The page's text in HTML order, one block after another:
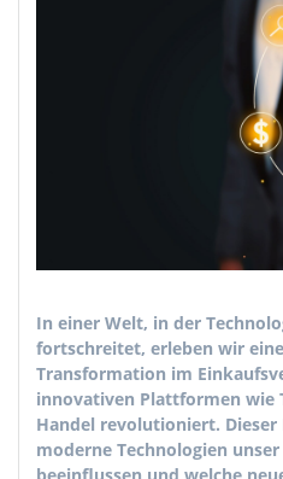
In einer Welt, in der
fortschreitet, erleben wir
Transformation im
innovativen Plattformen wie
Handel revolutioniert.
moderne Technologien